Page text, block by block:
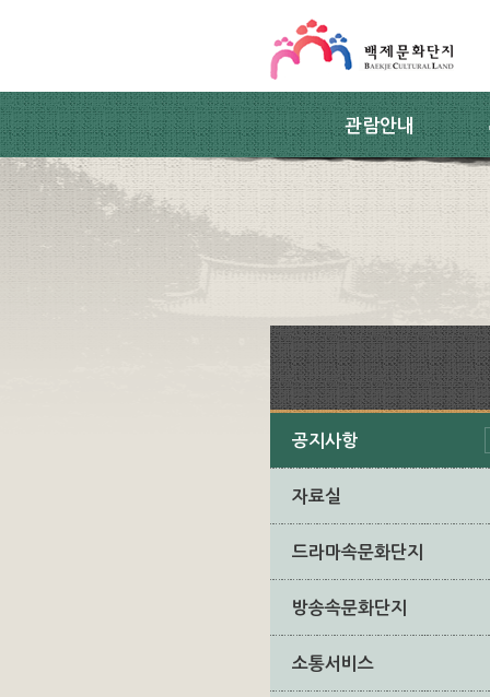
관람안내
공지사항
자료실
드라마속문화단지
방송속문화단지
소통서비스